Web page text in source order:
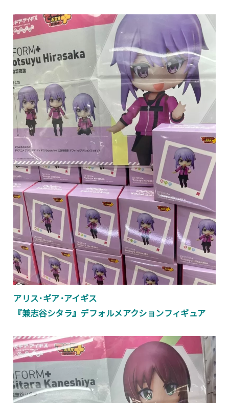
アリス･ギア･アイギス
『兼志谷シタラ』デフォルメアクションフィギュア